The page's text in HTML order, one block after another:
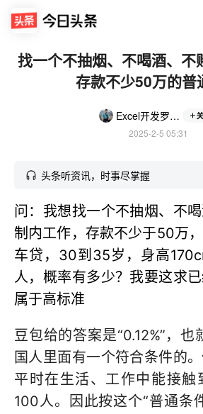
找一个不抽烟、不喝酒、不
存款不少50万的普
Excel开发罗刚君
2025-2-5 05:31
头条听资讯，时事尽掌握
问：我想找一个不抽烟、不
制内工作，存款不少于50万
车贷，30到35岁，身高
人，概率有多少？我要这求
属于高标准
豆包给的答案是“0.12%”，
国人里面有一个符合条件的
平时在生活、工作中能接触
100人。因此按这个“普通条